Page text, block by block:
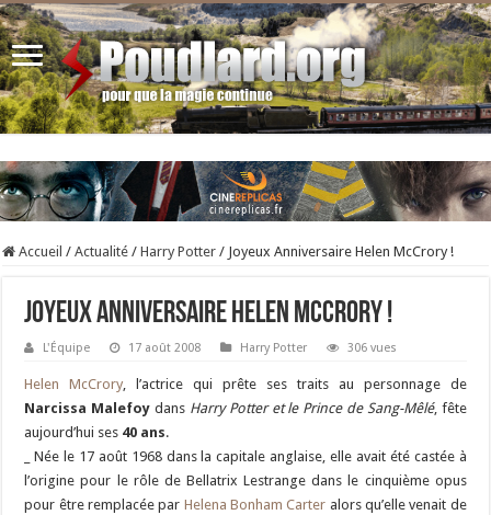
Accueil / Actualité / Harry Potter / Joyeux Anniversaire Helen McCrory !
Joyeux Anniversaire Helen McCrory !
L'Équipe 17 août 2008 Harry Potter 306 vues
Helen McCrory, l’actrice qui prête ses traits au personnage de
Narcissa Malefoy dans Harry Potter et le Prince de Sang-Mêlé, fête
aujourd’hui ses 40 ans.
_ Née le 17 août 1968 dans la capitale anglaise, elle avait été castée à
l’origine pour le rôle de Bellatrix Lestrange dans le cinquième opus
pour être remplacée par Helena Bonham Carter alors qu’elle venait de